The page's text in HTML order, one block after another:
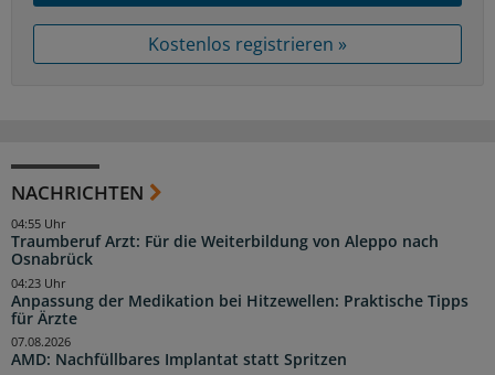
Kostenlos registrieren »
NACHRICHTEN
Traumberuf Arzt: Für die Weiterbildung von Aleppo nach
Osnabrück
04:55 Uhr
Anpassung der Medikation bei Hitzewellen: Praktische Tipps
für Ärzte
04:23 Uhr
AMD: Nachfüllbares Implantat statt Spritzen
07.08.2026